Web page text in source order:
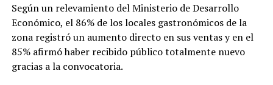
Según un relevamiento del Ministerio de Desarrollo
Económico, el 86% de los locales gastronómicos de la
zona registró un aumento directo en sus ventas y en el
85% afirmó haber recibido público totalmente nuevo
gracias a la convocatoria.